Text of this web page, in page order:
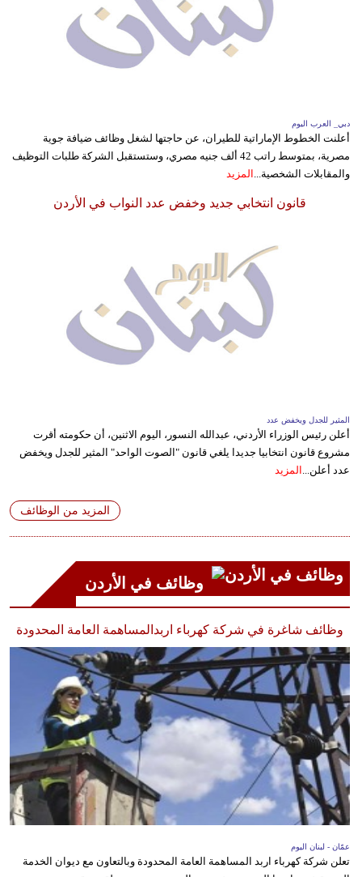
وتكنولوجيا
سيارات
دبي_ العرب اليوم
أعلنت الخطوط الإماراتية للطيران، عن حاجتها لشغل وظائف ضيافة جوية
مصرية، بمتوسط راتب 42 ألف جنيه مصري، وستستقبل الشركة طلبات التوظيف
والمقابلات الشخصية... المزيد
قانون انتخابي جديد وخفض عدد النواب في الأردن
المثير للجدل ويخفض عدد
أعلن رئيس الوزراء الأردني، عبدالله النسور، اليوم الاثنين، أن حكومته أقرت
مشروع قانون انتخابيا جديدا يلغي قانون "الصوت الواحد" المثير للجدل ويخفض
عدد أعلن... المزيد
المزيد من الوظائف
وظائف في الأردن
وظائف شاغرة في شركة كهرباء اربدالمساهمة العامة المحدودة
عمّان - لبنان اليوم
تعلن شركة كهرباء اربد المساهمة العامة المحدودة وبالتعاون مع ديوان الخدمة